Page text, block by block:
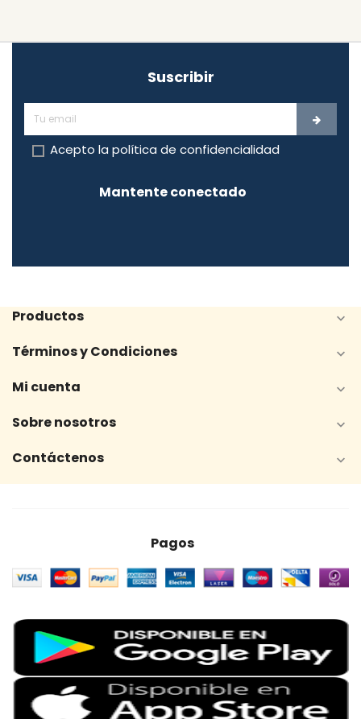
Suscribir
Acepto la política de confidencialidad
Mantente conectado
Productos 
Términos y Condiciones 
Mi cuenta 
Sobre nosotros 
Contáctenos 
Pagos